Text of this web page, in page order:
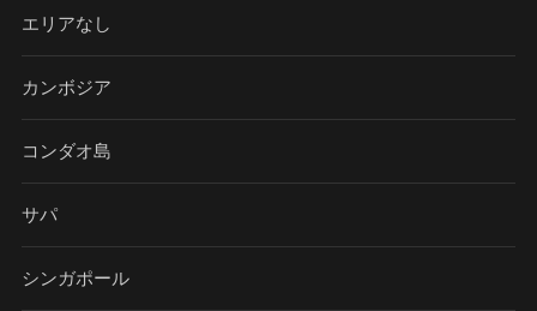
エリアなし
カンボジア
コンダオ島
サパ
シンガポール